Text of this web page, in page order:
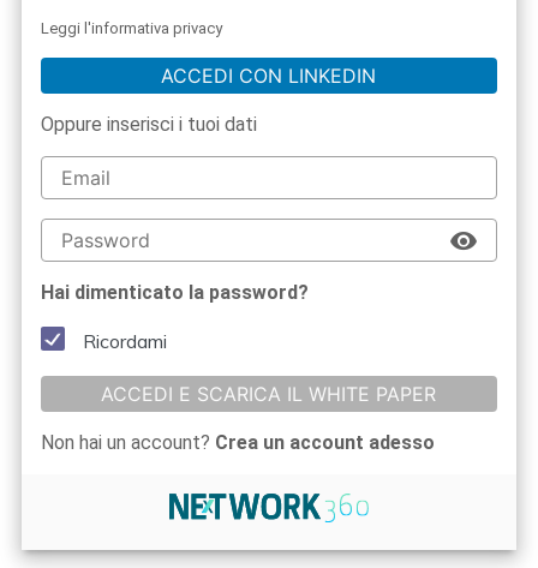
Leggi l'informativa privacy
ACCEDI CON LINKEDIN
Oppure inserisci i tuoi dati
Hai dimenticato la password?
Ricordami
ACCEDI E SCARICA IL WHITE PAPER
Non hai un account? Crea un account adesso